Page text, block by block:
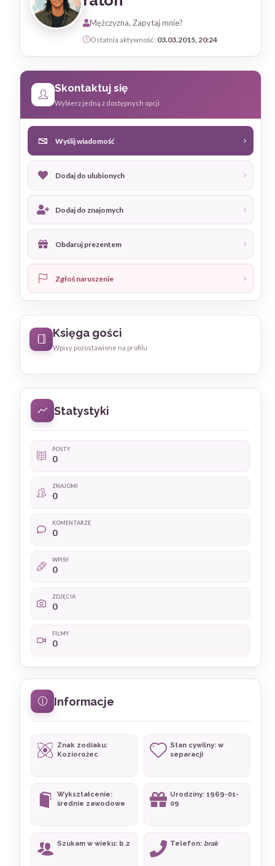
Mężczyzna, Zapytaj mnie?
Ostatnia aktywność: 03.03.2015, 20:24
Skontaktuj się
Wybierz jedną z dostępnych opcji
Wyślij wiadomość
Dodaj do ulubionych
Dodaj do znajomych
Obdaruj prezentem
Zgłoś naruszenie
Księga gości
Wpisy pozostawione na profilu
Statystyki
POSTY
0
ZNAJOMI
0
KOMENTARZE
0
WPISY
0
ZDJĘCIA
0
FILMY
0
Informacje
Znak zodiaku:
Koziorożec
Stan cywilny: w
separacji
Wykształcenie:
średnie zawodowe
Urodziny: 1969-01-
09
Szukam w wieku: b.z Telefon: brak